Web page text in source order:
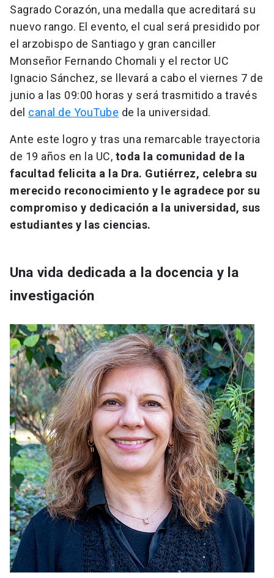
Sagrado Corazón, una medalla que acreditará su
nuevo rango. El evento, el cual será presidido por
el arzobispo de Santiago y gran canciller
Monseñor Fernando Chomali y el rector UC
Ignacio Sánchez, se llevará a cabo el viernes 7 de
junio a las 09:00 horas y será trasmitido a través
del canal de YouTube de la universidad.
Ante este logro y tras una remarcable trayectoria
de 19 años en la UC, toda la comunidad de la
facultad felicita a la Dra. Gutiérrez, celebra su
merecido reconocimiento y le agradece por su
compromiso y dedicación a la universidad, sus
estudiantes y las ciencias.
Una vida dedicada a la docencia y la
investigación